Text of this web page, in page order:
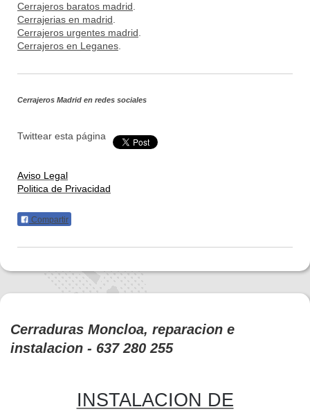
Cerrajeros baratos madrid
Cerrajerias en madrid
Cerrajeros urgentes madrid
Cerrajeros en Leganes
Cerrajeros Madrid en redes sociales
Twittear esta página
Aviso Legal
Politica de Privacidad
Compartir
Cerraduras Moncloa, reparacion e
instalacion - 637 280 255
INSTALACION DE